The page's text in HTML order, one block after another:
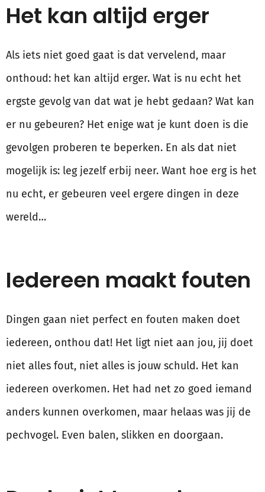
Het kan altijd erger
Als iets niet goed gaat is dat vervelend, maar
onthoud: het kan altijd erger. Wat is nu echt het
ergste gevolg van dat wat je hebt gedaan? Wat kan
er nu gebeuren? Het enige wat je kunt doen is die
gevolgen proberen te beperken. En als dat niet
mogelijk is: leg jezelf erbij neer. Want hoe erg is het
nu echt, er gebeuren veel ergere dingen in deze
wereld…
Iedereen maakt fouten
Dingen gaan niet perfect en fouten maken doet
iedereen, onthou dat! Het ligt niet aan jou, jij doet
niet alles fout, niet alles is jouw schuld. Het kan
iedereen overkomen. Het had net zo goed iemand
anders kunnen overkomen, maar helaas was jij de
pechvogel. Even balen, slikken en doorgaan.